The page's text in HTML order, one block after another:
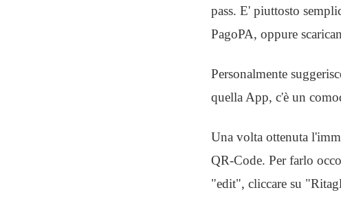
pass. E' piuttosto
PagoPA, oppure
Personalmente
quella App, c'è un
Una volta ottenuta
QR-Code. Per farlo
"edit", cliccare su